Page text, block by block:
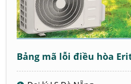
Bảng mã lỗi điều hòa